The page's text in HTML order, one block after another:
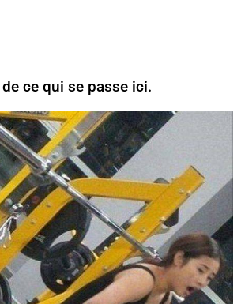
ce qui se passe ici.